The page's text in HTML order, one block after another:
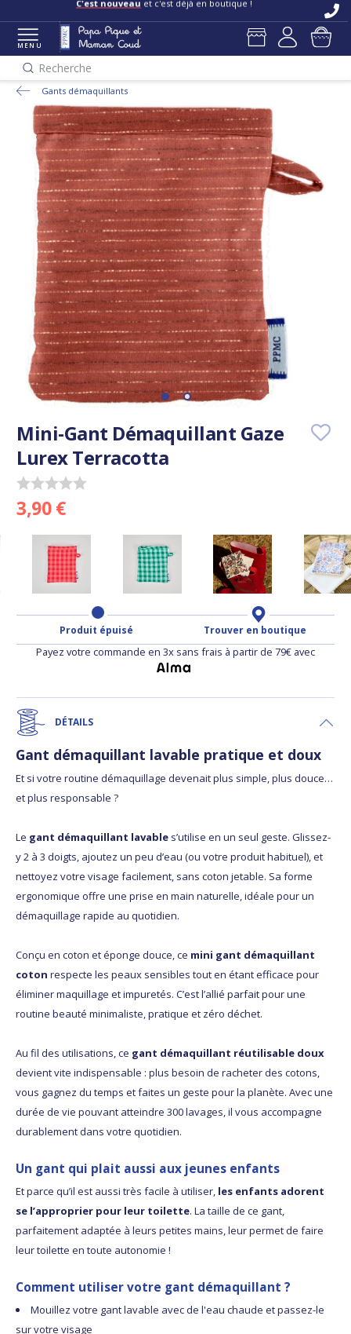
C'est nouveau et c'est déjà en boutique !
MENU
Recherche
Gants démaquillants
Mini-Gant Démaquillant Gaze
Lurex Terracotta
3,90 €
Produit épuisé Trouver en boutique
Payez votre commande en 3x sans frais à partir de 79€ avec
DÉTAILS
Gant démaquillant lavable pratique et doux
Et si votre routine démaquillage devenait plus simple, plus douce…
et plus responsable ?
Le gant démaquillant lavable s’utilise en un seul geste. Glissez-
y 2 à 3 doigts, ajoutez un peu d’eau (ou votre produit habituel), et
nettoyez votre visage facilement, sans coton jetable. Sa forme
ergonomique offre une prise en main naturelle, idéale pour un
démaquillage rapide au quotidien.
Conçu en coton et éponge douce, ce mini gant démaquillant
coton respecte les peaux sensibles tout en étant efficace pour
éliminer maquillage et impuretés. C’est l’allié parfait pour une
routine beauté minimaliste, pratique et zéro déchet.
Au fil des utilisations, ce gant démaquillant réutilisable doux
devient vite indispensable : plus besoin de racheter des cotons,
vous gagnez du temps et faites un geste pour la planète. Avec une
durée de vie pouvant atteindre 300 lavages, il vous accompagne
durablement dans votre quotidien.
Un gant qui plait aussi aux jeunes enfants
Et parce qu’il est aussi très facile à utiliser, les enfants adorent
se l’approprier pour leur toilette. La taille de ce gant,
parfaitement adaptée à leurs petites mains, leur permet de faire
leur toilette en toute autonomie !
Comment utiliser votre gant démaquillant ?
Mouillez votre gant lavable avec de l'eau chaude et passez-le
sur votre visage